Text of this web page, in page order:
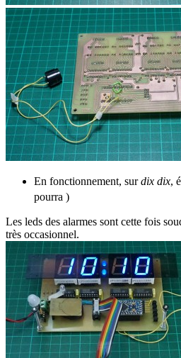
En fonctionnement, surdix dix,
pourra )
Les leds des alarmes sont cette fois
très occasionnel.